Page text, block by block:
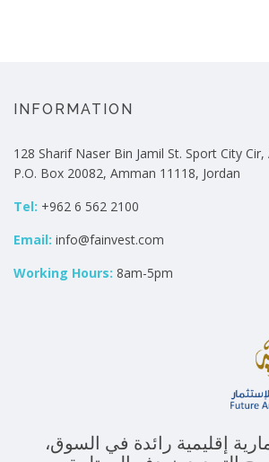
INFORMATION
128 Sharif Naser Bin Jamil St. Sport City Cir,
P.O. Box 20082, Amman 11118, Jordan
Tel: +962 6 562 2100
Email: info@fainvest.com
Working Hours: 8am-5pm
إقليمية رائدة في السوق،